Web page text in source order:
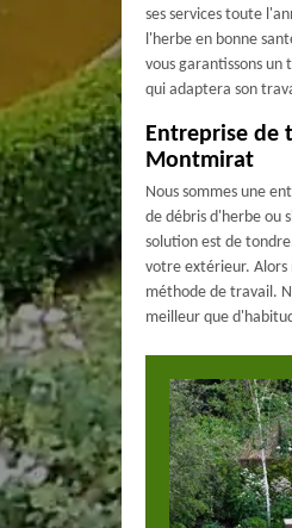
ses services toute
l'herbe en bonne
vous garantissons un
qui adaptera son
Entreprise
Montmirat
Nous sommes une
de débris d'herbe ou
solution est de
votre extérieur. Alors
méthode de travail.
meilleur que